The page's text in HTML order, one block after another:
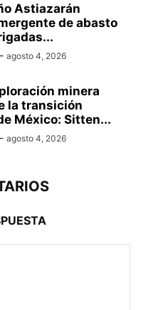
Astiazarán
de abasto
- agosto 4, 2026
minera
la transición
México: Sitten...
- agosto 4, 2026